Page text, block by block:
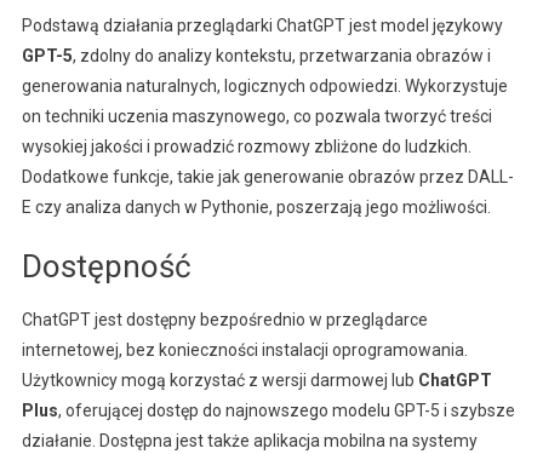
Podstawą działania przeglądarki ChatGPT jest model językowy
GPT-5, zdolny do analizy kontekstu, przetwarzania obrazów i
generowania naturalnych, logicznych odpowiedzi. Wykorzystuje
on techniki uczenia maszynowego, co pozwala tworzyć treści
wysokiej jakości i prowadzić rozmowy zbliżone do ludzkich.
Dodatkowe funkcje, takie jak generowanie obrazów przez DALL-
E czy analiza danych w Pythonie, poszerzają jego możliwości.
Dostępność
ChatGPT jest dostępny bezpośrednio w przeglądarce
internetowej, bez konieczności instalacji oprogramowania.
Użytkownicy mogą korzystać z wersji darmowej lub ChatGPT
Plus, oferującej dostęp do najnowszego modelu GPT-5 i szybsze
działanie. Dostępna jest także aplikacja mobilna na systemy